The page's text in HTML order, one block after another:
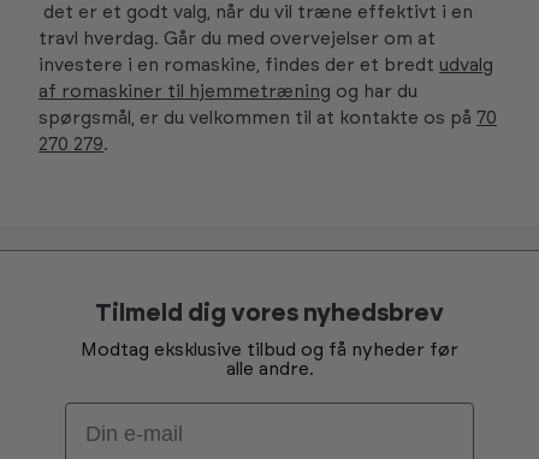
det er et godt valg, når du vil træne effektivt i en
travl hverdag. Går du med overvejelser om at
investere i en romaskine, findes der et bredt udvalg
af romaskiner til hjemmetræning og har du
spørgsmål, er du velkommen til at kontakte os på 70
270 279.
Tilmeld dig vores nyhedsbrev
Modtag eksklusive tilbud og få nyheder før
alle andre.
Email